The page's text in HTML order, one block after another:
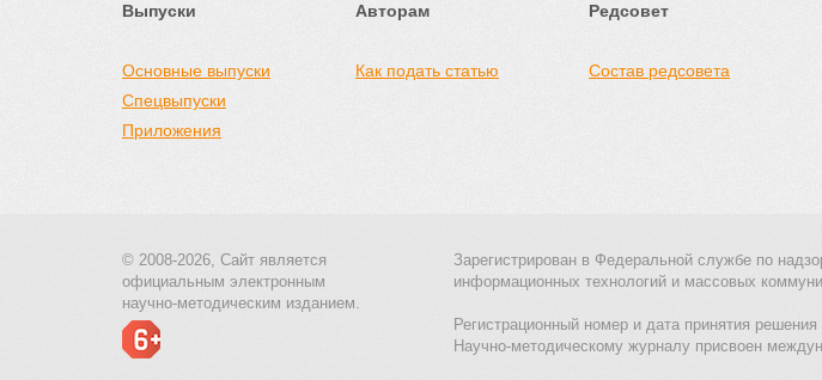
Выпуски
Основные выпуски
Спецвыпуски
Приложения
Авторам
Как подать статью
Редсовет
Состав редсовета
© 2008-2026, Сайт является
официальным электронным
научно-методическим изданием.
Зарегистрирован в Федеральной службе по
информационных технологий и массовых
Регистрационный номер и дата принятия
Научно-методическому журналу присвоен